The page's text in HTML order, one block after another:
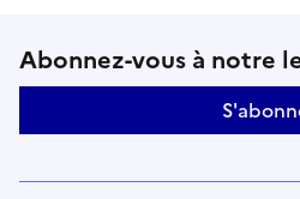
Suivez-nous sur
Abonnez-vous à notre